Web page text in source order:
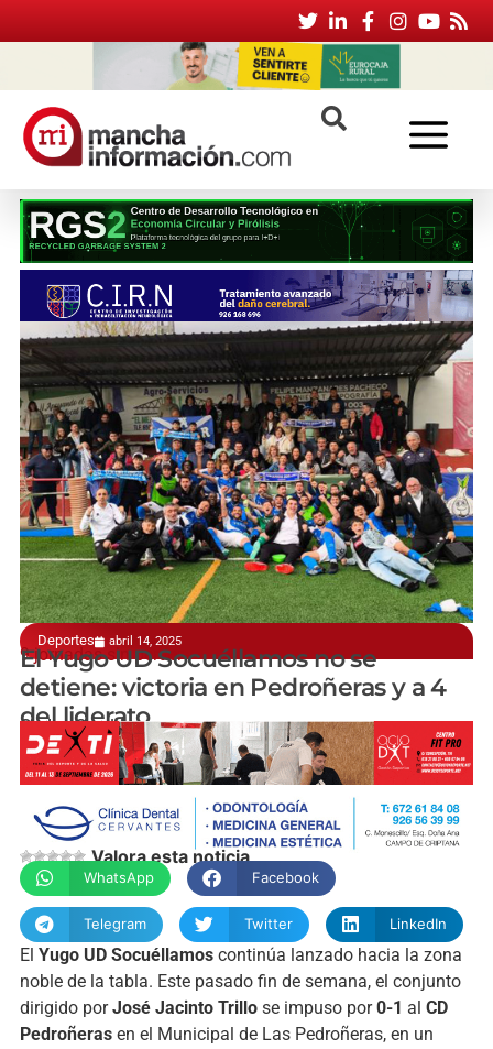
Deportes abril 14, 2025
9 jornadas sin perder
El Yugo UD Socuéllamos no se
detiene: victoria en Pedroñeras y a 4
del liderato
Carlos Garrido
Valora esta noticia
WhatsApp Facebook
Telegram Twitter LinkedIn
El Yugo UD Socuéllamoscontinúa lanzado hacia la zona
noble de la tabla. Este pasado fin de semana, el conjunto
dirigido porJosé Jacinto Trillose impuso por0-1 al CD
Pedroñerasen el Municipal de Las Pedroñeras, en un